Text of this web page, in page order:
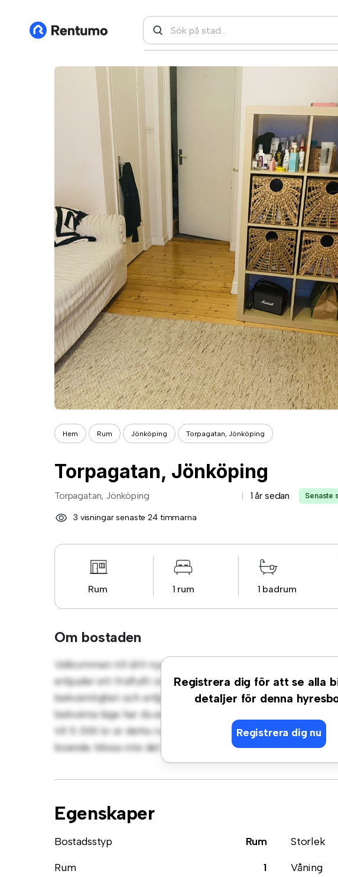
Hem Rum Jönköping Torpagatan, Jönköping
Torpagatan, Jönköping
Torpagatan, Jönköping 1 år sedan Senaste
3 visningar senaste 24 timmarna
Rum 1 rum 1 badrum
Om bostaden
Registrera dig för att se alla
detaljer för denna
Registrera dig nu
Välkommen till ditt nya mysiga tillflyktsort på Torpagatan,
erbjuder ett fridfullt och privat vardagsrum. Detta rum är
bekvämlighet och erbjuder en bekväm säng, en arbetsyta
bekväma läge har du enkel tillgång till närliggande
till 5 000 kr är detta rum ett utmärkt alternativ för dem
boende. Missa inte det – boka en visning idag!
Egenskaper
Bostadsstyp Rum Storlek
Rum
1 Våning